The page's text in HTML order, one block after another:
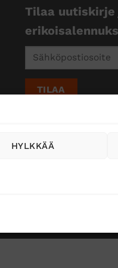
HYLKKÄÄ
Tilaa uutiskirje